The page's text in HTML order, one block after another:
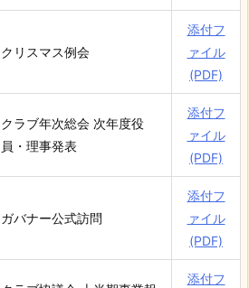
クリスマス例会
添付フ
ァイル
(PDF)
クラブ年次総会 次年度役
員・理事発表
添付フ
ァイル
(PDF)
ガバナー公式訪問
添付フ
ァイル
(PDF)
添付フ